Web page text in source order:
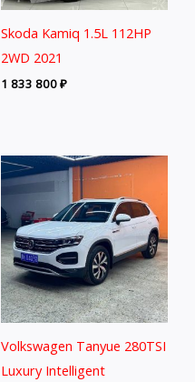
Skoda Kamiq 1.5L 112HP
2WD 2021
1 833 800₽
Volkswagen Tanyue 280TSI
Luxury Intelligent